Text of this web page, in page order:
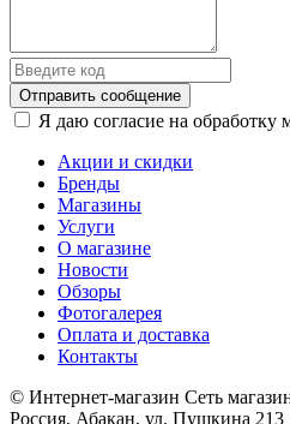
Отправить сообщение
Я даю согласие на
Акции и скидки
Бренды
Магазины
Услуги
О магазине
Новости
Обзоры
Фотогалерея
Оплата и доставка
Контакты
© Интернет-магазин Сеть
Россия, Абакан, ул. Пушкина 213